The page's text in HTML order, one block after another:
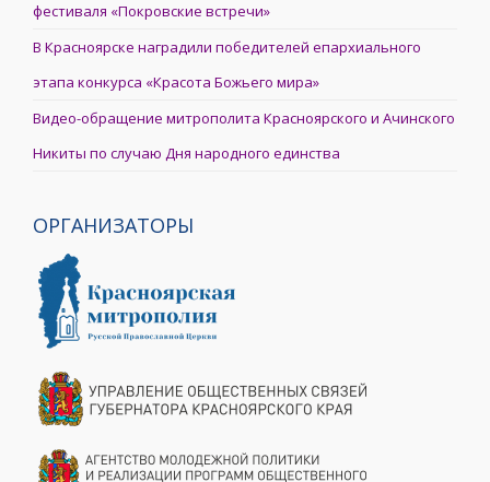
фестиваля «Покровские встречи»
В Красноярске наградили победителей епархиального
этапа конкурса «Красота Божьего мира»
Видео-обращение митрополита Красноярского и Ачинского
Никиты по случаю Дня народного единства
ОРГАНИЗАТОРЫ